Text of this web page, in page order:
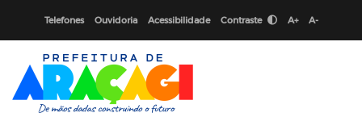
Telefones Ouvidoria Acessibilidade Contraste A+ A-